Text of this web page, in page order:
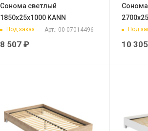
Сонома светлый
1850х25х1000 KANN
Под заказ Арт.: 00-07014496
8 507 ₽
Под
10 305